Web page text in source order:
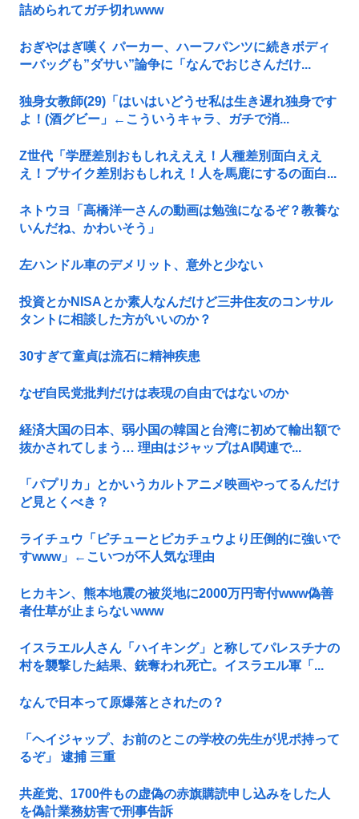
詰められてガチ切れwww
おぎやはぎ嘆く パーカー、ハーフパンツに続きボディ
ーバッグも”ダサい”論争に「なんでおじさんだけ...
独身女教師(29)「はいはいどうせ私は生き遅れ独身です
よ！(酒グビー」←こういうキャラ、ガチで消...
Z世代「学歴差別おもしれえええ！人種差別面白ええ
え！ブサイク差別おもしれえ！人を馬鹿にするの面白...
ネトウヨ「高橋洋一さんの動画は勉強になるぞ？教養な
いんだね、かわいそう」
左ハンドル車のデメリット、意外と少ない
投資とかNISAとか素人なんだけど三井住友のコンサル
タントに相談した方がいいのか？
30すぎて童貞は流石に精神疾患
なぜ自民党批判だけは表現の自由ではないのか
経済大国の日本、弱小国の韓国と台湾に初めて輸出額で
抜かされてしまう… 理由はジャップはAI関連で...
「パプリカ」とかいうカルトアニメ映画やってるんだけ
ど見とくべき？
ライチュウ「ピチューとピカチュウより圧倒的に強いで
すwww」←こいつが不人気な理由
ヒカキン、熊本地震の被災地に2000万円寄付www偽善
者仕草が止まらないwww
イスラエル人さん「ハイキング」と称してパレスチナの
村を襲撃した結果、銃奪われ死亡。イスラエル軍「...
なんで日本って原爆落とされたの？
「ヘイジャップ、お前のとこの学校の先生が児ポ持って
るぞ」 逮捕 三重
共産党、1700件もの虚偽の赤旗購読申し込みをした人
を偽計業務妨害で刑事告訴